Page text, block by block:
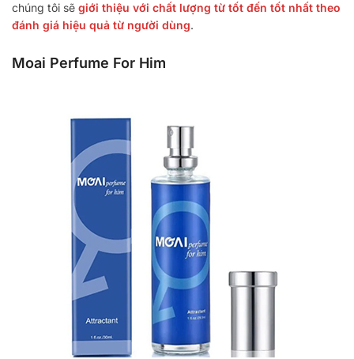
chúng tôi sẽ giới thiệu với chất lượng từ tốt đến tốt nhất theo
đánh giá hiệu quả từ người dùng.
Moai Perfume For Him